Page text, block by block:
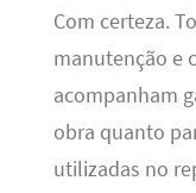
Com certeza.
manutenção e
acompanham
obra quanto
utilizadas no